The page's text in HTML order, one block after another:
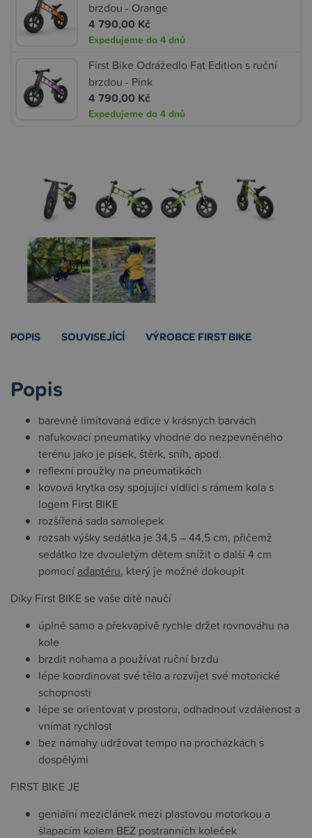
brzdou - Orange
4 790,00 Kč
Expedujeme do 4 dnů
First Bike Odrážedlo Fat Edition s ruční
brzdou - Pink
4 790,00 Kč
Expedujeme do 4 dnů
POPIS SOUVISEJÍCÍ VÝROBCE FIRST BIKE
Popis
barevně limitovaná edice v krásných barvách
nafukovací pneumatiky vhodné do nezpevněného
terénu jako je písek, štěrk, sníh, apod.
reflexní proužky na pneumatikách
kovová krytka osy spojující vidlici s rámem kola s
logem First BIKE
rozšířená sada samolepek
rozsah výšky sedátka je 34,5 – 44,5 cm, přičemž
sedátko lze dvouletým dětem snížit o další 4 cm
pomocí adaptéru, který je možné dokoupit
Díky First BIKE se vaše dítě naučí
úplně samo a překvapivě rychle držet rovnováhu na
kole
brzdit nohama a používat ruční brzdu
lépe koordinovat své tělo a rozvíjet své motorické
schopnosti
lépe se orientovat v prostoru, odhadnout vzdálenost a
vnímat rychlost
bez námahy udržovat tempo na procházkách s
dospělými
FIRST BIKE JE
geniální mezičlánek mezi plastovou motorkou a
šlapacím kolem BEZ postranních koleček